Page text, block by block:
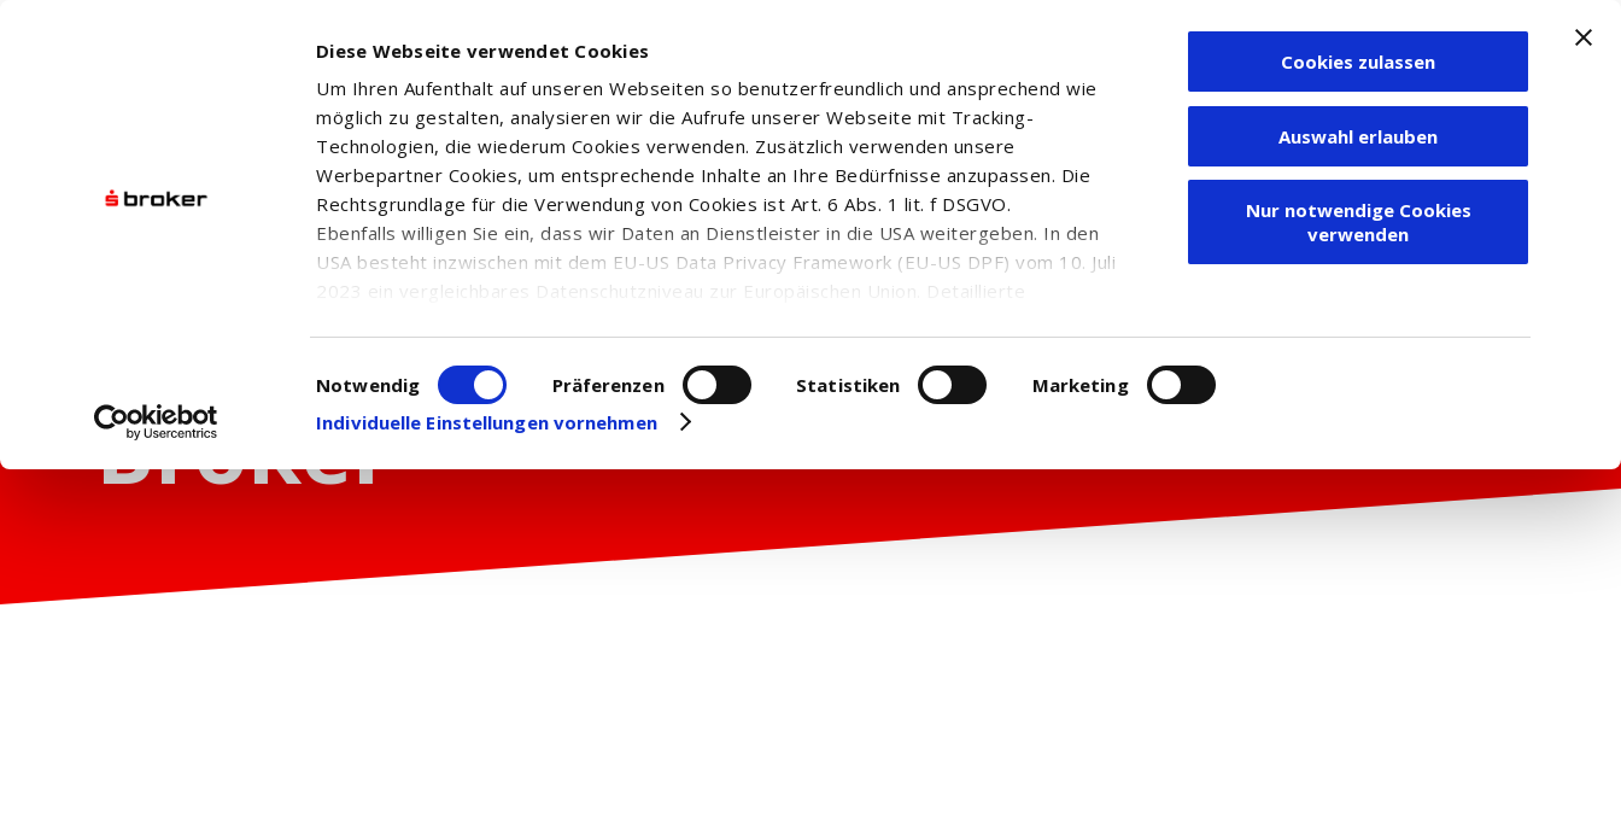
Diese Webseite verwendet Cookies
Um Ihren Aufenthalt auf unseren Webseiten so benutzerfreundlich und ansprechend wie
möglich zu gestalten, analysieren wir die Aufrufe unserer Webseite mit Tracking-
Technologien, die wiederum Cookies verwenden. Zusätzlich verwenden unsere
Werbepartner Cookies, um entsprechende Inhalte an Ihre Bedürfnisse anzupassen. Die
Rechtsgrundlage für die Verwendung von Cookies ist Art. 6 Abs. 1 lit. f DSGVO.
Ebenfalls willigen Sie ein, dass wir Daten an Dienstleister in die USA weitergeben. In den
USA besteht inzwischen mit dem EU-US Data Privacy Framework (EU-US DPF) vom 10. Juli
2023 ein vergleichbares Datenschutzniveau zur Europäischen Union. Detaillierte
in den USA, finden Sie auf unserer Seite zumDatenschutz. Dort können Sie Ihre
Einwilligung auch jederzeit widerrufen oder anpassen.
Einwilligungsauswahl
Notwendig Präferenzen Statistiken
Marketing
Individuelle Einstellungen vornehmen
Cookies zulassen
Auswahl erlauben
Nur notwendige Cookies
verwenden
Zum Depot